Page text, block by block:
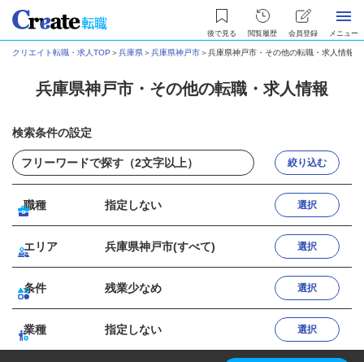
後で見る 閲覧履歴 会員登録 メニュー
クリエイト転職・求人TOP ＞兵庫県＞兵庫県神戸市＞兵庫県神戸市・その他の転職・求人情報
兵庫県神戸市・その他の転職・求人情報
検索条件の設定
絞り込む
職種 指定しない 選択
エリア 兵庫県神戸市(すべて) 選択
条件 残業少なめ 選択
業種 指定しない 選択